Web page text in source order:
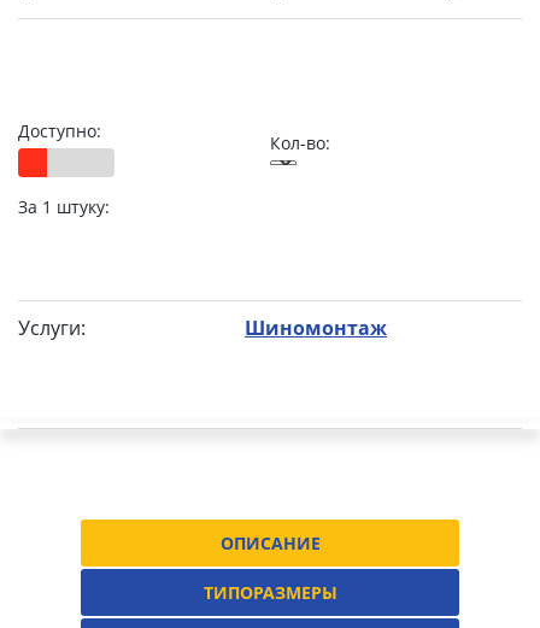
Доступно:
Кол-во:
За 1 штуку:
Услуги: Шиномонтаж
ОПИСАНИЕ
ТИПОРАЗМЕРЫ